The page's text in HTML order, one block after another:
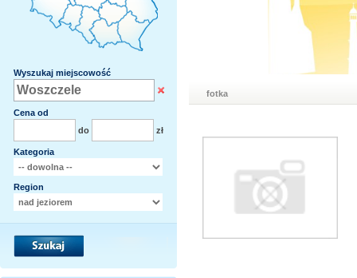
Wyszukaj miejscowość
Cena od
do
zł
Kategoria
Region
fotka